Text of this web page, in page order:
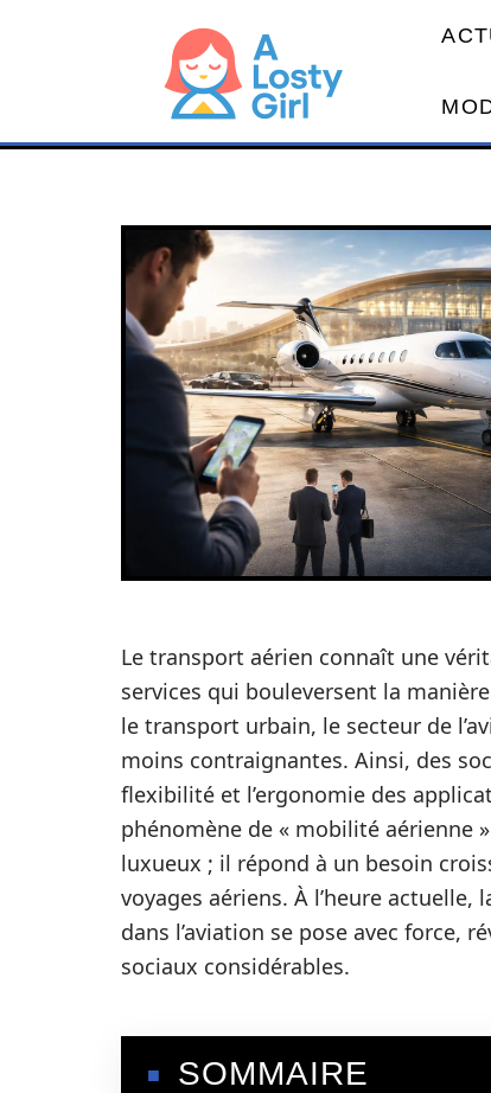
Le transport aérien connaît une
services qui bouleversent la
le transport urbain, le secteur de
moins contraignantes. Ainsi, des
flexibilité et l’ergonomie des
phénomène de « mobilité aérienne
luxueux ; il répond à un besoin
voyages aériens. À l’heure
dans l’aviation se pose avec force,
sociaux considérables.
SOMMAIRE